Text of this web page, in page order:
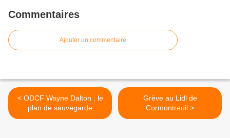
Commentaires
Ajouter un commentaire
< ODCF Wayne Dalton : le
plan de sauvegarde
homologué ou non ?
Grève au Lidl de
Cormontreuil >